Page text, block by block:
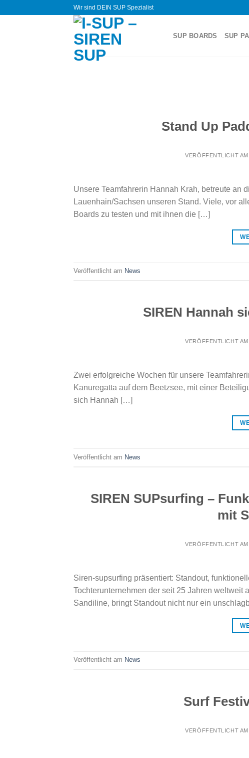
Wir sind DEIN SUP Spezialist
SUP BOARDS SUP
Stand Up
VERÖFFENTLICHT
Unsere Teamfahrerin Hannah Krah, betreute an
Lauenhain/Sachsen unseren Stand. Viele, vor
Boards zu testen und mit ihnen die […]
Veröffentlicht am News
SIREN Hannah
VERÖFFENTLICHT
Zwei erfolgreiche Wochen für unsere
Kanuregatta auf dem Beetzsee, mit einer
sich Hannah […]
Veröffentlicht am News
SIREN SUPsurfing –
mit
VERÖFFENTLICHT
Siren-supsurfing präsentiert: Standout,
Tochterunternehmen der seit 25 Jahren
Sandiline, bringt Standout nicht nur ein
Veröffentlicht am News
Surf
VERÖFFENTLICHT